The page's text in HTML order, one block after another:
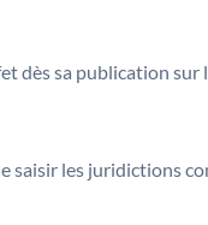
dès sa publication sur
saisir les juridictions